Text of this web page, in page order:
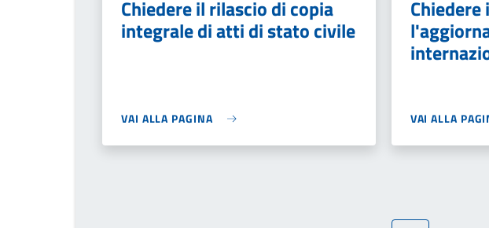
Chiedere il rilascio di copia
integrale di atti di stato civile
VAI ALLA PAGINA VAI ALLA